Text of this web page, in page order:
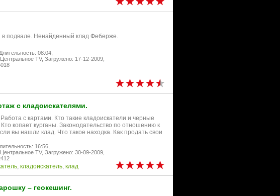
в подвале. Ненайденный клад Феберже.
Длительность: 08:04,
TV, Загружено: 17-12-2009,
с кладоискателями.
с картами. Кто такие кладоискатели и черные
копает курганы. Законодательство по отношению к
вы нашли клад. Что такое находка. Как продать свои
16:56,
TV, Загружено: 30-09-2009,
, кладоискатель, клад
– геокешинг.